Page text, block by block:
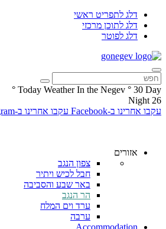
דלג לתפריט ראשי
דלג לתוכן מרכזי
דלג לפוטר
Today Weather In the Negev ° 30 Day
°
26
Night
עקבו אחרינו ב-Facebook
עקבו אחרינו ב-Instagram
אזורים
צפון הנגב
חבל לכיש ויתיר
באר שבע והסביבה
הר הנגב
ערד וים המלח
ערבה
Accommodation